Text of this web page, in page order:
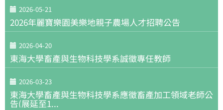
2026-05-21
2026年麗寶樂園美樂地親子農場人才招聘公告
2026-04-20
東海大學畜產與生物科技學系誠徵專任教師
2026-03-23
東海大學畜產與生物科技學系應徵畜產加工領域老師公
告(展延至1...